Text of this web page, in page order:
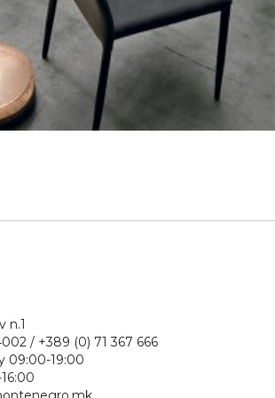
Popov n.1
/ +389 (0) 71 367 666
09:00-19:00